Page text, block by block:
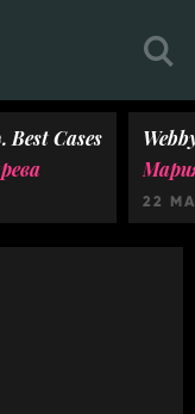
Best Cases
22